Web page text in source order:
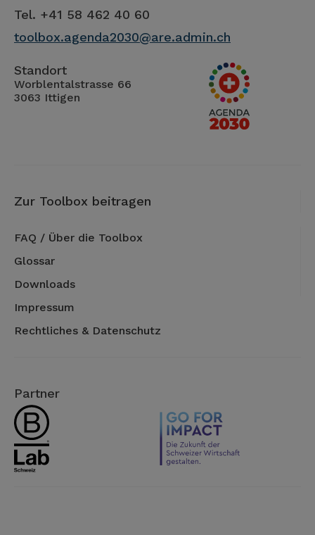
Tel. +41 58 462 40 60
toolbox.agenda2030@are.admin.ch
Standort
Worblentalstrasse 66
3063 Ittigen
Zur Toolbox beitragen
FAQ / Über die Toolbox
Glossar
Downloads
Impressum
Rechtliches & Datenschutz
Partner